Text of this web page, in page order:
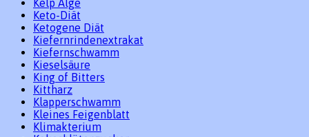
Keto-Diät
Ketogene Diät
Kiefernrindenextrakat
Kiefernschwamm
Kieselsäure
King of Bitters
Kittharz
Klapperschwamm
Kleines Feigenblatt
Klimakterium